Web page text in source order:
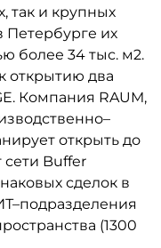
так и крупных
их
более 34 тыс. м2.
открытию два
Компания RAUM,
открыть до
сети Buffer
сделок в
(1300